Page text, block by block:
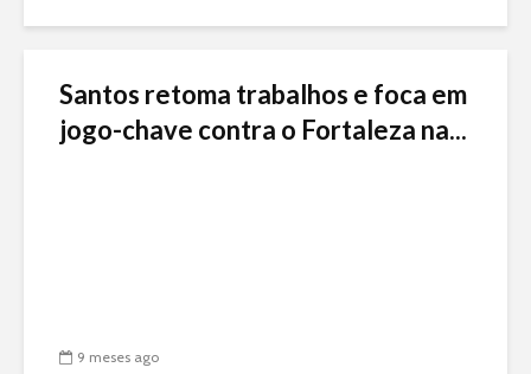
Santos retoma trabalhos e foca em
jogo-chave contra o Fortaleza na...
9 meses ago